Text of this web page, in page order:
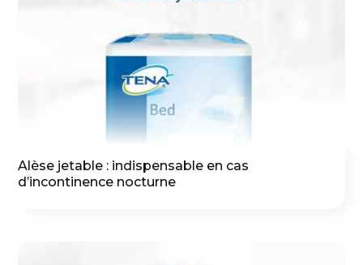
Alèse jetable : indispensable en cas
d’incontinence nocturne